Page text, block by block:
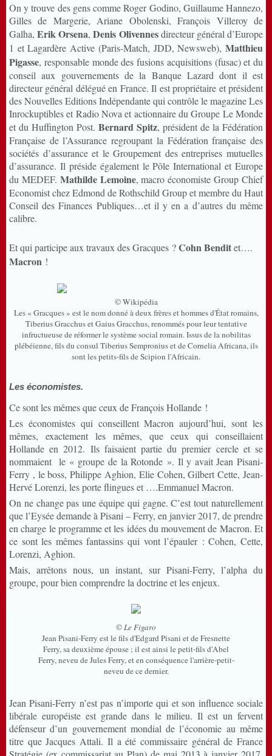
On y trouve des gens comme Roger Godino, Guillaume Hannezo,
Gilles de Margerie, Ariane Obolenski, François Villeroy de
Galha,Erik Orsena,Denis Olivennesdirecteur général d’Europe
1 et Lagardère Active (Paris-Match, JDD, Newsweb), Matthieu
Pigasse, responsable monde des fusions acquisitions (fusac) et du
conseil aux gouvernements de la Banque Lazard dont il est
directeur général délégué en France. Il est propriétaire et président
des Nouvelles Editions Indépendante qui contrôle le magazine Les
Inrockuptibles et Radio Nova et actionnaire du Groupe Le Monde
et du Huffington Post. Bernard Spitz, président de la Fédération
Française de l’Assurance regroupant la Fédération française des
sociétés d’assurance et le Groupement des entreprises mutuelles
d’assurance. Il préside également le Pôle International et Europe
du MEDEF. Mathilde Lemoine, macro économiste Group Chief
Economist chez Edmond de Rothschild Group et membre du Haut
Conseil des Finances Publiques…et il y en a d’autres du même
calibre.
Et qui participe aux travaux des Gracques ?Cohn Benditet….
Macron !
© Wikipédia
Les « Gracques » est le nom donné à deux frères et hommes d'État romains,
Tiberius Gracchus et Gaius Gracchus, renommés pour leur tentative
infructueuse de réformer le système social romain. Issus de la nobilitas
plébéienne, fils du consul Tiberius Sempronius et de Cornelia Africana, ils
sont les petits-fils de Scipion l'Africain.
Les économistes.
Ce sont les mêmes que ceux de François Hollande !
Les économistes qui conseillent Macron aujourd’hui, sont les
mêmes, exactement les mêmes, que ceux qui conseillaient
Hollande en 2012. Ils faisaient partie du premier cercle et se
nommaient le « groupe de la Rotonde ». Il y avait Jean Pisani-
Ferry , le boss, Philippe Aghion, Elie Cohen, Gilbert Cette, Jean-
Hervé Lorenzi, les porte flingues et ….Emmanuel Macron.
On ne change pas une équipe qui gagne. C’est tout naturellement
que l’Eysée demande à Pisani – Ferry, en janvier 2017, de prendre
en charge le programme et les idées du mouvement de Macron. Et
ce sont les mêmes fantassins qui vont l’épauler : Cohen, Cette,
Lorenzi, Aghion.
Mais, arrêtons nous, un instant, sur Pisani-Ferry, l’alpha du
groupe, pour bien comprendre la doctrine et les enjeux.
©Le Figaro
Jean Pisani-Ferry est le fils d'Edgard Pisani et de Fresnette
Ferry, sa deuxième épouse ; il est ainsi le petit-fils d'Abel
Ferry, neveu de Jules Ferry, et en conséquence l'arrière-petit-
neveu de ce dernier.
Jean Pisani-Ferry n’est pas n’importe qui et son influence sociale
libérale européiste est grande dans le milieu. Il est un fervent
défenseur d’un gouvernement mondial de l’économie au même
titre que Jacques Attali. Il a été commissaire général de France